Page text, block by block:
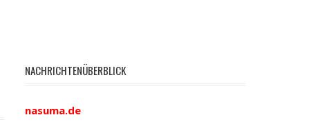
NACHRICHTENÜBERBLICK
nasuma.de